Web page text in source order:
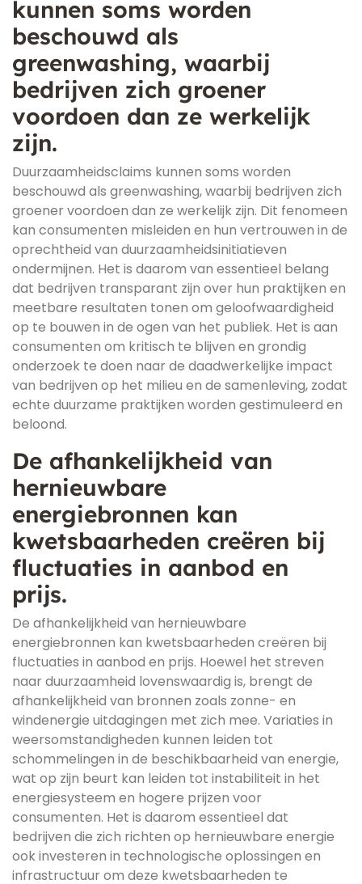
kunnen soms worden
beschouwd als
greenwashing, waarbij
bedrijven zich groener
voordoen dan ze werkelijk
zijn.
Duurzaamheidsclaims kunnen soms worden
beschouwd als greenwashing, waarbij bedrijven zich
groener voordoen dan ze werkelijk zijn. Dit fenomeen
kan consumenten misleiden en hun vertrouwen in de
oprechtheid van duurzaamheidsinitiatieven
ondermijnen. Het is daarom van essentieel belang
dat bedrijven transparant zijn over hun praktijken en
meetbare resultaten tonen om geloofwaardigheid
op te bouwen in de ogen van het publiek. Het is aan
consumenten om kritisch te blijven en grondig
onderzoek te doen naar de daadwerkelijke impact
van bedrijven op het milieu en de samenleving, zodat
echte duurzame praktijken worden gestimuleerd en
beloond.
De afhankelijkheid van
hernieuwbare
energiebronnen kan
kwetsbaarheden creëren bij
fluctuaties in aanbod en
prijs.
De afhankelijkheid van hernieuwbare
energiebronnen kan kwetsbaarheden creëren bij
fluctuaties in aanbod en prijs. Hoewel het streven
naar duurzaamheid lovenswaardig is, brengt de
afhankelijkheid van bronnen zoals zonne- en
windenergie uitdagingen met zich mee. Variaties in
weersomstandigheden kunnen leiden tot
schommelingen in de beschikbaarheid van energie,
wat op zijn beurt kan leiden tot instabiliteit in het
energiesysteem en hogere prijzen voor
consumenten. Het is daarom essentieel dat
bedrijven die zich richten op hernieuwbare energie
ook investeren in technologische oplossingen en
infrastructuur om deze kwetsbaarheden te